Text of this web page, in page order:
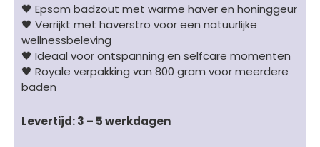
🖤 Epsom badzout met warme haver en honinggeur
🖤 Verrijkt met haverstro voor een natuurlijke
wellnessbeleving
🖤 Ideaal voor ontspanning en selfcare momenten
🖤 Royale verpakking van 800 gram voor meerdere
baden
Levertijd: 3 – 5 werkdagen